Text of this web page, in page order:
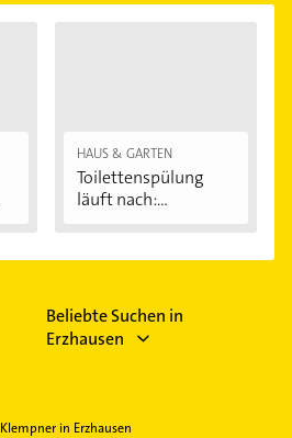
HAUS & GARTEN
Toilettenspülung
läuft nach:...
Beliebte Suchen in
Erzhausen
Klempner in Erzhausen